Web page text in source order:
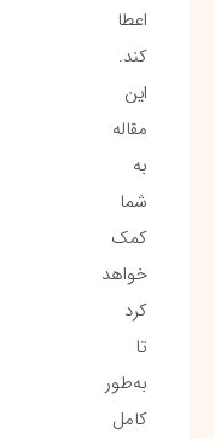
اعطا
کند.
این
مقاله
به
شما
کمک
خواهد
کرد
تا
به‌طور
کامل